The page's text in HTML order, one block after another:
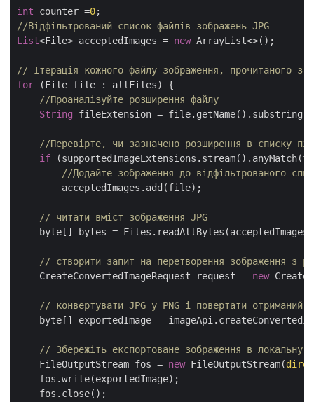
int counter =0
//Відфільтрований список файлів зображень JPG
List<File> acceptedImages = new ArrayList<>();
for (File file : allFiles) {
//Проаналізуйте розширення файлу
String fileExtension =
//Перевірте, чи зазначено розширення в списку
if
//Додайте зображення до відфільтрованого
// читати вміст зображення JPG
byte[] bytes =
// створити запит на перетворення зображення з
    CreateConvertedImageRequest request =
new
// конвертувати JPG у PNG і повертати отриманий
byte[] exportedImage =
// Збережіть експортоване зображення в локальну
    FileOutputStream fos =
new FileOutputStream(
    fos.write(exportedImage);
    fos.close();